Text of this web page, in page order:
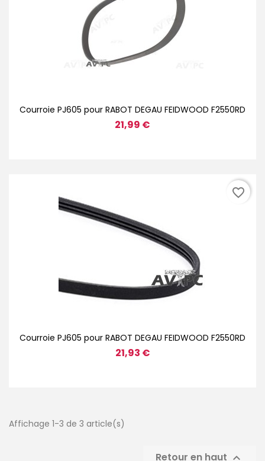
Courroie PJ605 pour RABOT DEGAU FEIDWOOD F2550RD
21,99 €
Courroie PJ605 pour RABOT DEGAU FEIDWOOD F2550RD
21,93 €
favorite_border
Affichage 1-3 de 3 article(s)
Retour en haut 